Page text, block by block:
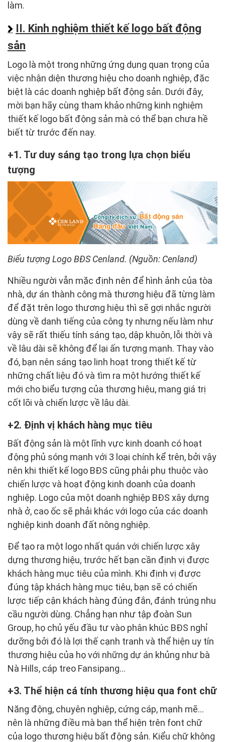
làm.
II. Kinh nghiệm thiết kế logo bất động
sản
Logo là một trong những ứng dụng quan trọng của
việc nhận diện thương hiệu cho doanh nghiệp, đặc
biệt là các doanh nghiệp bất động sản. Dưới đây,
mời bạn hãy cùng tham khảo những kinh nghiệm
thiết kế logo bất động sản mà có thể bạn chưa hề
biết từ trước đến nay.
1. Tư duy sáng tạo trong lựa chọn biểu
tượng
Biểu tượng Logo BĐS Cenland. (Nguồn: Cenland)
Nhiều người vẫn mặc định nên để hình ảnh của tòa
nhà, dự án thành công mà thương hiệu đã từng làm
để đặt trên logo thương hiệu thì sẽ gợi nhắc người
dùng về danh tiếng của công ty nhưng nếu làm như
vậy sẽ rất thiếu tính sáng tạo, dập khuôn, lỗi thời và
về lâu dài sẽ không để lại ấn tượng mạnh. Thay vào
đó, bạn nên sáng tạo linh hoạt trong thiết kế từ
những chất liệu đó và tìm ra một hướng thiết kế
mới cho biểu tượng của thương hiệu, mang giá trị
cốt lõi và chiến lược về lâu dài.
2. Định vị khách hàng mục tiêu
Bất động sản là một lĩnh vực kinh doanh có hoạt
động phủ sóng mạnh với 3 loại chính kể trên, bởi vậy
nên khi thiết kế logo BĐS cũng phải phụ thuộc vào
chiến lược và hoạt động kinh doanh của doanh
nghiệp. Logo của một doanh nghiệp BĐS xây dựng
nhà ở, cao ốc sẽ phải khác với logo của các doanh
nghiệp kinh doanh đất nông nghiệp.
Để tạo ra một logo nhất quán với chiến lược xây
dựng thương hiệu, trước hết bạn cần định vị được
khách hàng mục tiêu của mình. Khi định vị được
đúng tập khách hàng mục tiêu, bạn sẽ có chiến
lược tiếp cận khách hàng đúng đắn, đánh trúng nhu
cầu người dùng. Chẳng hạn như tập đoàn Sun
Group, họ chủ yếu đầu tư vào phân khúc BĐS nghỉ
dưỡng bởi đó là lợi thế cạnh tranh và thể hiện uy tín
thương hiệu của họ với những dự án khủng như bà
Nà Hills, cáp treo Fansipang…
3. Thể hiện cá tính thương hiệu qua font chữ
Năng động, chuyên nghiệp, cứng cáp, mạnh mẽ…
nên là những điều mà bạn thể hiện trên font chữ
của logo thương hiệu bất động sản. Kiểu chữ không